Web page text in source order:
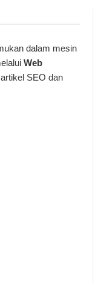
dalam mesin
Web
SEO dan